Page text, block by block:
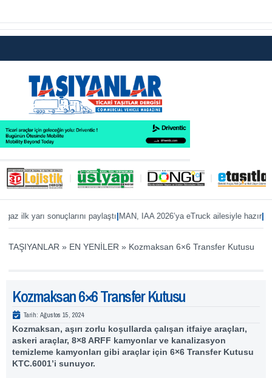
yarı sonuçlarını paylaştı|MAN, IAA 2026’ya eTruck ailesiyle hazır|ZF’den
TAŞIYANLAR » EN YENİLER » Kozmaksan 6×6 Transfer Kutusu
Kozmaksan 6×6 Transfer Kutusu
Tarih: Ağustos 15, 2024
Kozmaksan, aşırı zorlu koşullarda çalışan itfaiye araçları,
askeri araçlar, 8×8 ARFF kamyonlar ve kanalizasyon
temizleme kamyonları gibi araçlar için 6×6 Transfer Kutusu
KTC.6001’i sunuyor.